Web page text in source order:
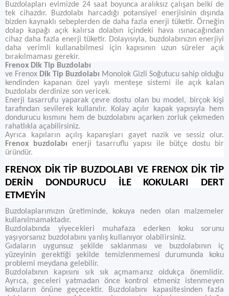
Buzdolapları evimizde 24 saat boyunca aralıksız çalışan belki de
tek cihazdır. Buzdolabı harcadığı potansiyel enerjisinin dışında
bizden kaynaklı sebeplerden de daha fazla enerji tüketir. Örneğin
dolap kapağı açık kalırsa dolabın içindeki hava ısınacağından
cihaz daha fazla enerji tüketir. Dolayısıyla, buzdolabınızın enerjiyi
daha verimli kullanabilmesi için kapısının uzun süreler açık
bırakılmaması gerekir.
Frenox Dik Tip Buzdolabı
ve Frenox Dik Tip Buzdolabı Monolok Gizli Soğutucu sahip olduğu
kendinden kapanan özel yaylı menteşe sistemi ile açık kalan
buzdolabı derdinize son vericek.
Enerji tasarrufu yaparak çevre dostu olan bu model, birçok kişi
tarafından sevilerek kullanılır. Kolay açılır kapak yapısıyla hem
dondurucu kısmını hem de buzdolabını açarken zorluk çekmeden
rahatlıkla açabilirsiniz.
Ayrıca kapıların açılış kapanışları gayet nazik ve sessiz olur.
Frenox buzdolabı enerji tasarruflu yapısı ile bütçe dostu bir
üründür.
FRENOX DİK TİP BUZDOLABI VE FRENOX DİK TİP
DERİN DONDURUCU İLE KOKULARI DERT
ETMEYİN
Buzdolaplarımızın üretiminde, kokuya neden olan malzemeler
kullanılmamaktadır.
Buzdolabında yiyecekleri muhafaza ederken koku sorunu
yaşıyorsanız buzdolabını yanlış kullanıyor olabilirsiniz.
Gıdaların uygunsuz şekilde saklanması ve buzdolabının iç
yüzeyinin gerektiği şekilde temizlenmemesi durumunda koku
problemi meydana gelebilir.
Buzdolabının kapısını sık sık açmamanız oldukça önemlidir.
Ayrıca, geceleri yatmadan önce kontrol etmeniz istenmeyen
kokuların önüne geçecektir. Buzdolabını kapasitesinden fazla